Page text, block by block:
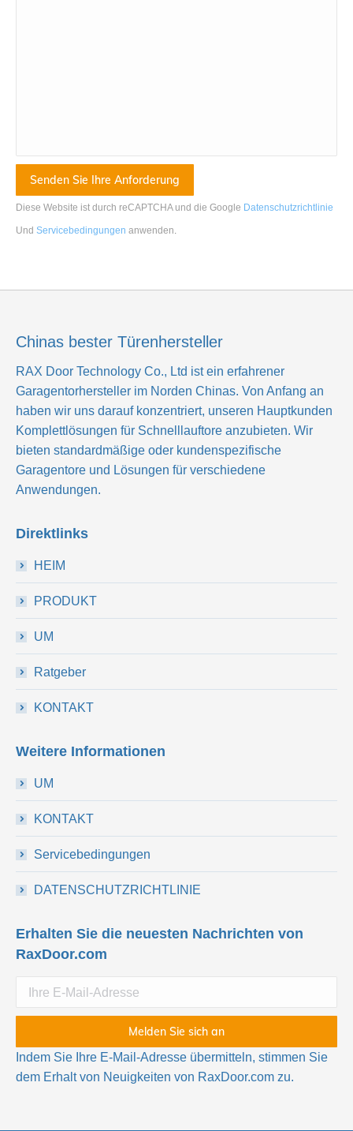
Diese Website ist durch reCAPTCHA und die Google Datenschutzrichtlinie
Und Servicebedingungen anwenden.
Chinas bester Türenhersteller
RAX Door Technology Co., Ltd ist ein erfahrener
Garagentorhersteller im Norden Chinas. Von Anfang an
haben wir uns darauf konzentriert, unseren Hauptkunden
Komplettlösungen für Schnelllauftore anzubieten. Wir
bieten standardmäßige oder kundenspezifische
Garagentore und Lösungen für verschiedene
Anwendungen.
Direktlinks
HEIM
PRODUKT
UM
Ratgeber
KONTAKT
Weitere Informationen
UM
KONTAKT
Servicebedingungen
DATENSCHUTZRICHTLINIE
Erhalten Sie die neuesten Nachrichten von
RaxDoor.com
Indem Sie Ihre E-Mail-Adresse übermitteln, stimmen Sie
dem Erhalt von Neuigkeiten von RaxDoor.com zu.